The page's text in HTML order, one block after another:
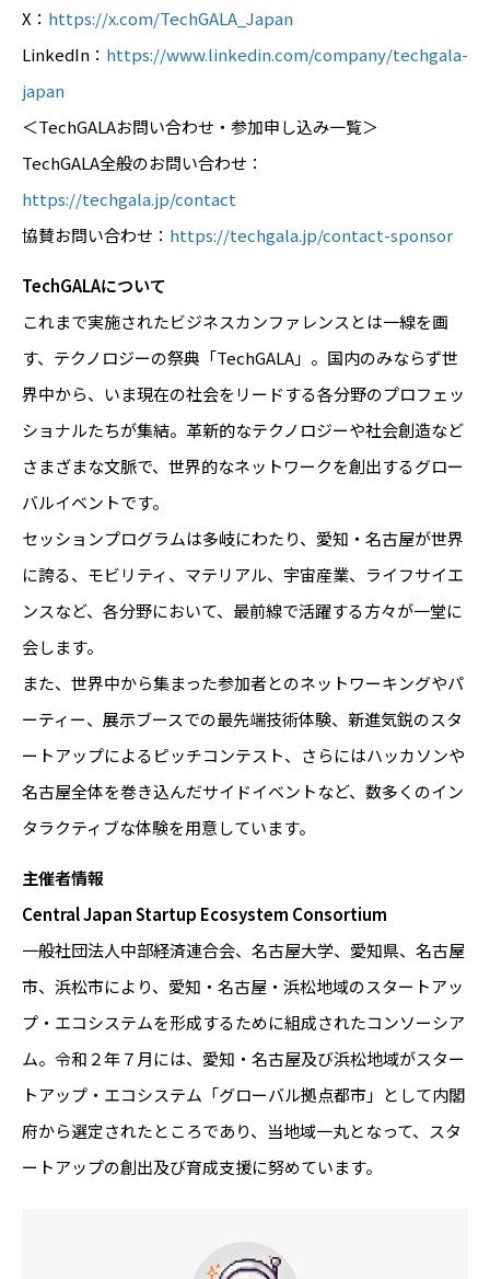
X： https://x.com/TechGALA_Japan
LinkedIn： https://www.linkedin.com/company/techgala-
japan
＜TechGALAお問い合わせ・参加申し込み一覧＞
TechGALA全般のお問い合わせ：
https://techgala.jp/contact
協賛お問い合わせ： https://techgala.jp/contact-sponsor
TechGALAについて
これまで実施されたビジネスカンファレンスとは一線を画
す、テクノロジーの祭典「TechGALA」。国内のみならず世
界中から、いま現在の社会をリードする各分野のプロフェッ
ショナルたちが集結。革新的なテクノロジーや社会創造など
さまざまな文脈で、世界的なネットワークを創出するグロー
バルイベントです。
セッションプログラムは多岐にわたり、愛知・名古屋が世界
に誇る、モビリティ、マテリアル、宇宙産業、ライフサイエ
ンスなど、各分野において、最前線で活躍する方々が一堂に
会します。
また、世界中から集まった参加者とのネットワーキングやパ
ーティー、展示ブースでの最先端技術体験、新進気鋭のスタ
ートアップによるピッチコンテスト、さらにはハッカソンや
名古屋全体を巻き込んだサイドイベントなど、数多くのイン
タラクティブな体験を用意しています。
主催者情報
Central Japan Startup Ecosystem Consortium
一般社団法人中部経済連合会、名古屋大学、愛知県、名古屋
市、浜松市により、愛知・名古屋・浜松地域のスタートアッ
プ・エコシステムを形成するために組成されたコンソーシア
ム。令和２年７月には、愛知・名古屋及び浜松地域がスター
トアップ・エコシステム「グローバル拠点都市」として内閣
府から選定されたところであり、当地域一丸となって、スタ
ートアップの創出及び育成支援に努めています。